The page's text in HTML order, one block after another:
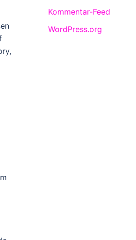
Kommentar-Feed
WordPress.org